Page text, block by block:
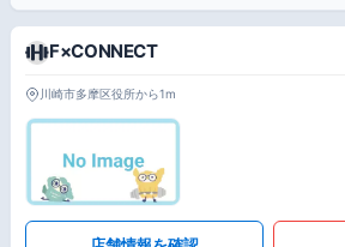
F×CONNECT
川崎市多摩区役所から1m